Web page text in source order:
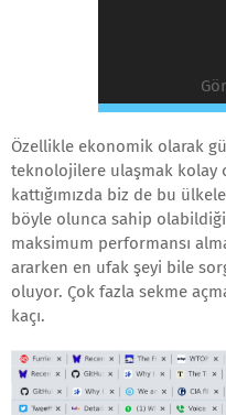
Özellikle ekonomik olarak
teknolojilere ulaşmak kolay
kattığımızda biz de bu
böyle olunca sahip
maksimum performansı
ararken en ufak şeyi bile
oluyor. Çok fazla sekme
kaçı.